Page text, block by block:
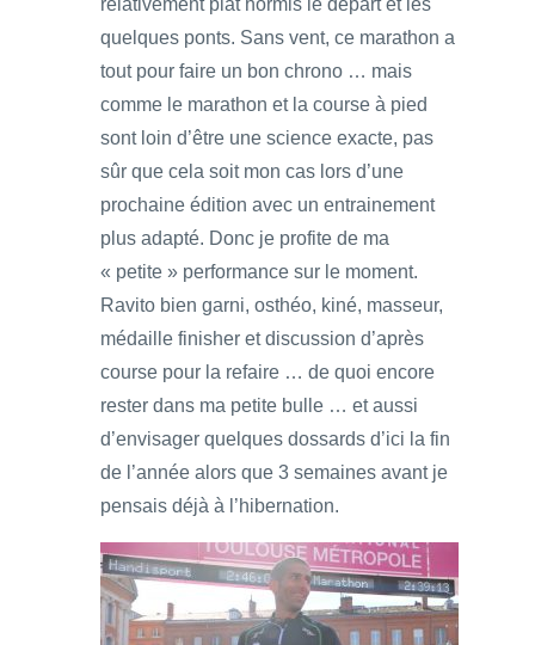
relativement plat hormis le départ et les
quelques ponts. Sans vent, ce marathon a
tout pour faire un bon chrono … mais
comme le marathon et la course à pied
sont loin d’être une science exacte, pas
sûr que cela soit mon cas lors d’une
prochaine édition avec un entrainement
plus adapté. Donc je profite de ma
« petite » performance sur le moment.
Ravito bien garni, osthéo, kiné, masseur,
médaille finisher et discussion d’après
course pour la refaire … de quoi encore
rester dans ma petite bulle … et aussi
d’envisager quelques dossards d’ici la fin
de l’année alors que 3 semaines avant je
pensais déjà à l’hibernation.